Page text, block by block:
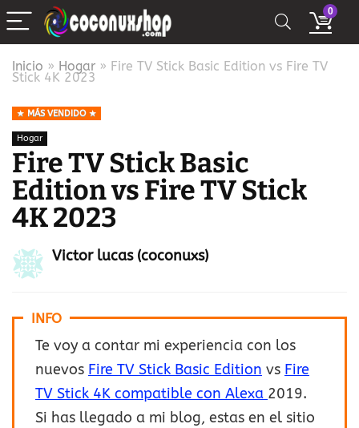
0
Inicio » Hogar » Fire TV Stick Basic Edition vs Fire TV
Stick 4K 2023
MÁS VENDIDO
Hogar
Fire TV Stick Basic
Edition vs Fire TV Stick
4K 2023
Victor lucas (coconuxs)
INFO
Te voy a contar mi experiencia con los
nuevos Fire TV Stick Basic Edition vs Fire
TV Stick 4K compatible con Alexa 2019.
Si has llegado a mi blog, estas en el sitio